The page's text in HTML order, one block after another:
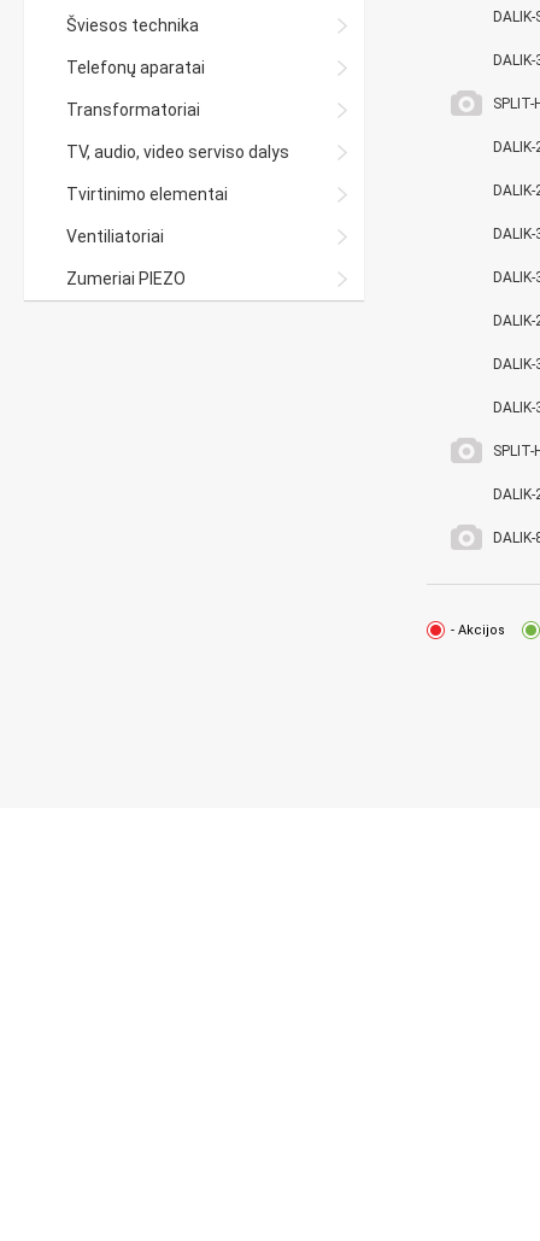
Šviesos technika
Telefonų aparatai
Transformatoriai
TV, audio, video serviso dalys
Tvirtinimo elementai
Ventiliatoriai
Zumeriai PIEZO
SPLIT-
SPLIT-
- Akcijos